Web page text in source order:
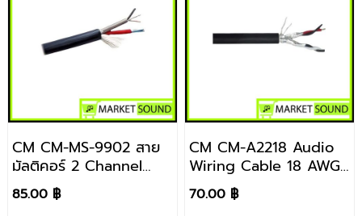
CM CM-MS-9902 สาย
มัลติคอร์ 2 Channel
ราคา / 1 เมตร
85.00 ฿
CM CM-A2218 Audio
Wiring Cable 18 AWG
2 Pair Black (สีดำ) ราคา
/ เมตร
70.00 ฿